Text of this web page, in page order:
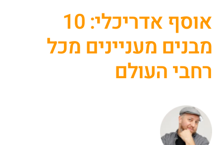
אוסף אדריכלי: 10
מבנים מעניינים מכל
רחבי העולם